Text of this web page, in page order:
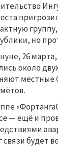
но
26
около
местные
— ещё и
связи будет